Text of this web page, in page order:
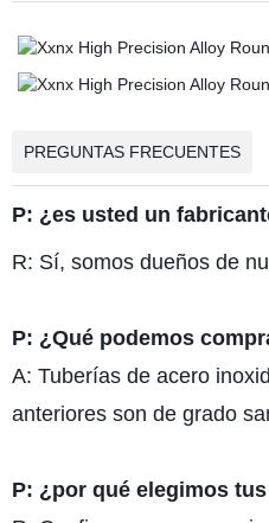
PREGUNTAS FRECUENTES
P: ¿es usted un
R: Sí, somos dueños de
P: ¿Qué podemos
A: Tuberías de acero
anteriores son de grado
P: ¿por qué elegimos